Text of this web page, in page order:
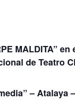
MALDITA”
de Teatro
– Atalaya